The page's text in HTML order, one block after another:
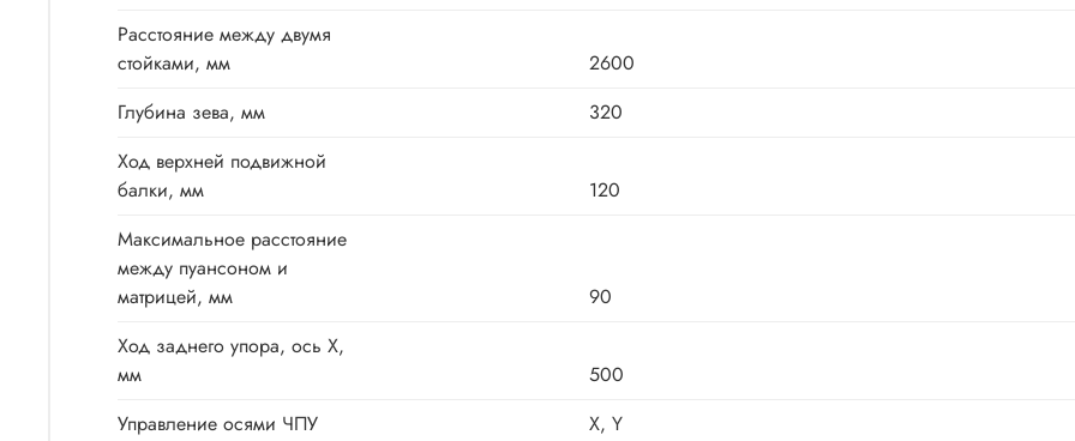
Расстояние между двумя
стойками, мм
2600
Глубина зева, мм
320
Ход верхней подвижной
балки, мм
120
Максимальное расстояние
между пуансоном и
матрицей, мм
90
Ход заднего упора, ось X,
мм
500
Управление осями ЧПУ
X, Y